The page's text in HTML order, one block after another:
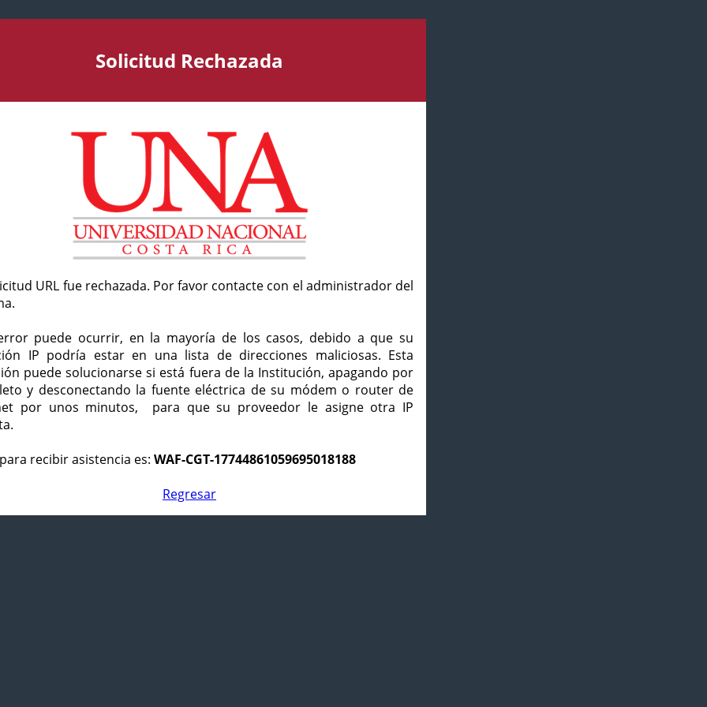
Solicitud Rechazada
URL fue rechazada. Por favor contacte con el administrador del
puede ocurrir, en la mayoría de los casos, debido a que su
IP podría estar en una lista de direcciones maliciosas. Esta
puede solucionarse si está fuera de la Institución, apagando por
y desconectando la fuente eléctrica de su módem o router de
por unos minutos, para que su proveedor le asigne otra IP
recibir asistencia es: WAF-CGT-17744861059695018188
Regresar